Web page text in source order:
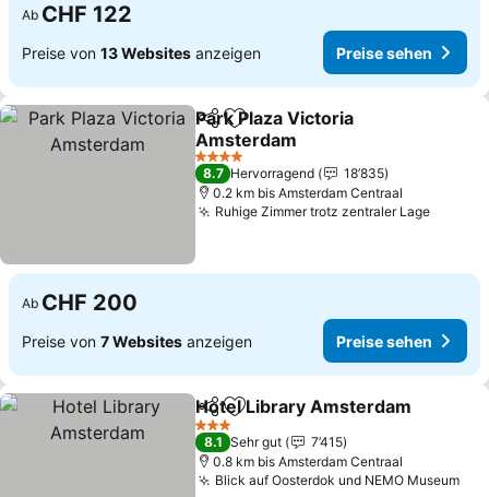
Ab CHF 122
Preise von 13 Websites anzeigen Preise sehen
TeilenZu Favoriten hinzufügen
Park Plaza Victoria
Amsterdam
Preise sehen
4 Sterne
8.7 Hervorragend
18’835
0.2 km bis Amsterdam Centraal
Ruhige Zimmer trotz zentraler LagePreise
Ab CHF 200
Preise von 7 Websites anzeigen Preise sehen
TeilenZu Favoriten hinzufügen
Hotel Library Amsterdam
3 Sterne
8.1 Sehr gut
7’415
0.8 km bis Amsterdam Centraal
Blick auf Oosterdok und NEMO Museum